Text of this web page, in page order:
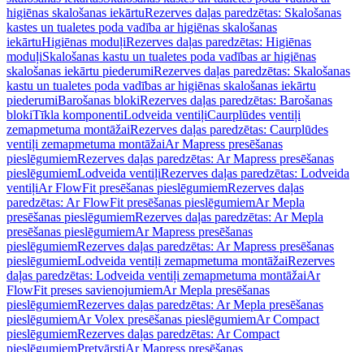
higiēnas skalošanas iekārtuRezerves daļas paredzētas: Skalošanas
kastes un tualetes poda vadība ar higiēnas skalošanas
iekārtuHigiēnas moduļiRezerves daļas paredzētas: Higiēnas
moduļiSkalošanas kastu un tualetes poda vadības ar higiēnas
skalošanas iekārtu piederumiRezerves daļas paredzētas: Skalošanas
kastu un tualetes poda vadības ar higiēnas skalošanas iekārtu
piederumiBarošanas blokiRezerves daļas paredzētas: Barošanas
blokiTīkla komponentiLodveida ventiļiCaurplūdes ventiļi
zemapmetuma montāžaiRezerves daļas paredzētas: Caurplūdes
ventiļi zemapmetuma montāžaiAr Mapress presēšanas
pieslēgumiemRezerves daļas paredzētas: Ar Mapress presēšanas
pieslēgumiemLodveida ventiļiRezerves daļas paredzētas: Lodveida
ventiļiAr FlowFit presēšanas pieslēgumiemRezerves daļas
paredzētas: Ar FlowFit presēšanas pieslēgumiemAr Mepla
presēšanas pieslēgumiemRezerves daļas paredzētas: Ar Mepla
presēšanas pieslēgumiemAr Mapress presēšanas
pieslēgumiemRezerves daļas paredzētas: Ar Mapress presēšanas
pieslēgumiemLodveida ventiļi zemapmetuma montāžaiRezerves
daļas paredzētas: Lodveida ventiļi zemapmetuma montāžaiAr
FlowFit preses savienojumiemAr Mepla presēšanas
pieslēgumiemRezerves daļas paredzētas: Ar Mepla presēšanas
pieslēgumiemAr Volex presēšanas pieslēgumiemAr Compact
pieslēgumiemRezerves daļas paredzētas: Ar Compact
pieslēgumiemPretvārstiAr Mapress presēšanas